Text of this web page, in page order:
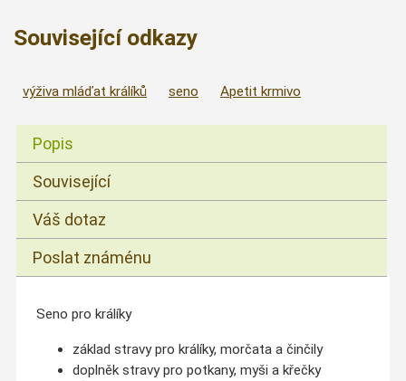
Související odkazy
výživa mláďat králíků seno Apetit krmivo
Popis
Související
Váš dotaz
Poslat známénu
Seno pro králíky
základ stravy pro králíky, morčata a činčily
doplněk stravy pro potkany, myši a křečky